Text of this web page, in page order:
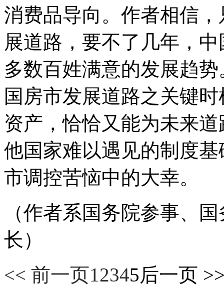
消费品导向。作者相信
展道路，要不了几年，
多数百姓满意的发展趋
国房市发展道路之关键
资产，恰恰又能为未来
他国家难以遇见的制度
市调控苦恼中的大幸。
（作者系国务院参事、
长）
<< 前一页12345后一页